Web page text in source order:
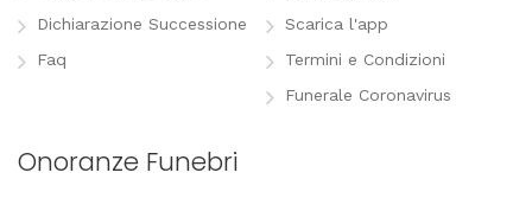
Dichiarazione Successione
Faq
Scarica l'app
Termini e Condizioni
Funerale Coronavirus
Onoranze Funebri